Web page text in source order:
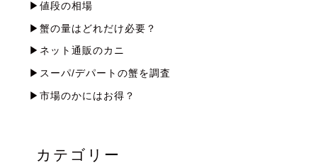
▶︎値段の相場
▶︎蟹の量はどれだけ必要？
▶︎ネット通販のカニ
▶︎スーパ/デパートの蟹を調査
▶︎市場のかにはお得？
カテゴリー